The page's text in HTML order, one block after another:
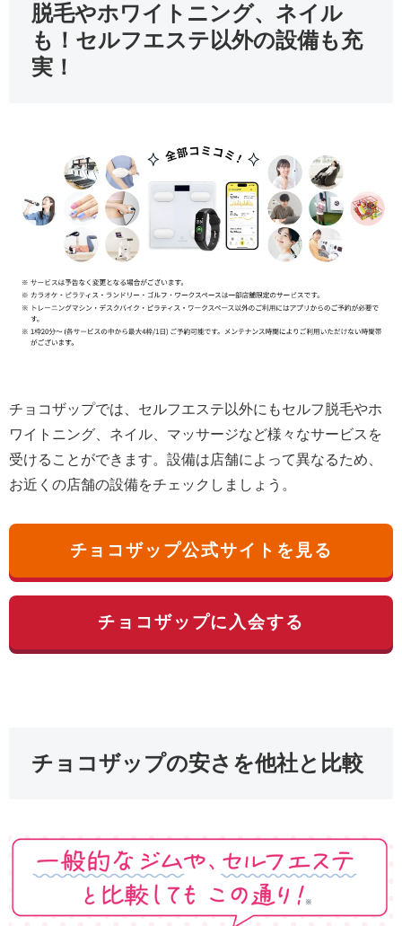
脱毛やホワイトニング、ネイル
も！セルフエステ以外の設備も充
実！
チョコザップでは、セルフエステ以外にもセルフ脱毛やホ
ワイトニング、ネイル、マッサージなど様々なサービスを
受けることができます。設備は店舗によって異なるため、
お近くの店舗の設備をチェックしましょう。
チョコザップ公式サイトを見る
チョコザップに入会する
チョコザップの安さを他社と比較